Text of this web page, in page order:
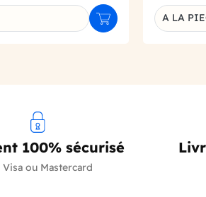
Ajouter au panier
A LA
100% sécurisé
Visa ou Mastercard